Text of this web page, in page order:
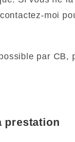
moi
par CB,
prestation